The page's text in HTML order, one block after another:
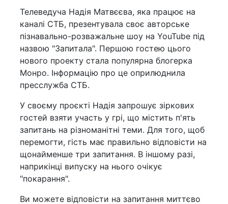
Телеведуча Надія Матвєєва, яка працює на
каналі СТБ, презентувала своє авторське
пізнавально-розважальне шоу на YouTube під
назвою "Запитала". Першою гостею цього
нового проекту стала популярна блогерка
Монро. Інформацію про це оприлюднила
пресслужба СТБ.
У своєму проєкті Надія запрошує зіркових
гостей взяти участь у грі, що містить п'ять
запитань на різноманітні теми. Для того, щоб
перемогти, гість має правильно відповісти на
щонайменше три запитання. В іншому разі,
наприкінці випуску на нього очікує
"покарання".
Ви можете відповісти на запитання миттєво